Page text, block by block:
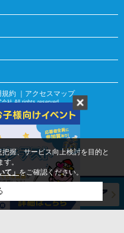
規約 ｜アクセスマップ
会社 All rights reserved.
握、サービス向上検討を目的と
。
て」をご確認ください。